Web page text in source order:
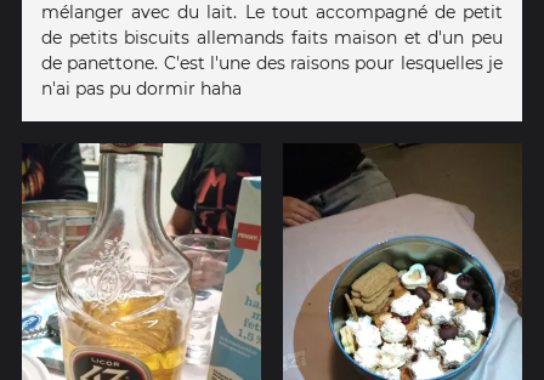
mélanger avec du lait. Le tout accompagné de petit
de petits biscuits allemands faits maison et d'un peu
de panettone. C'est l'une des raisons pour lesquelles je
n'ai pas pu dormir haha